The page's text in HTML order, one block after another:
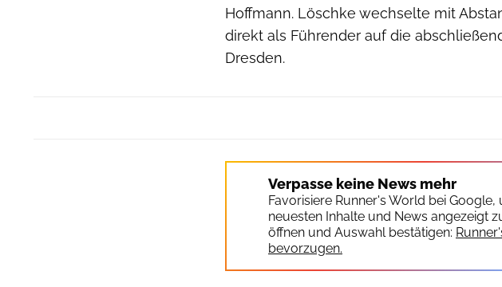
Hoffmann. Löschke wechselte mit
direkt als Führender auf die
Dresden.
Verpasse keine News mehr
Favorisiere Runner's World bei
neuesten Inhalte und News angezeigt
öffnen und Auswahl bestätigen:
bevorzugen.